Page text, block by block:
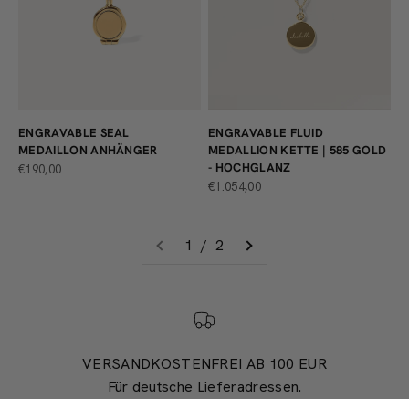
ENGRAVABLE SEAL
MEDAILLON ANHÄNGER
ANGEBOT
€190,00
ENGRAVABLE FLUID
MEDALLION KETTE | 585 GOLD
- HOCHGLANZ
ANGEBOT
€1.054,00
1 / 2
VERSANDKOSTENFREI AB 100 EUR
Für deutsche Lieferadressen.